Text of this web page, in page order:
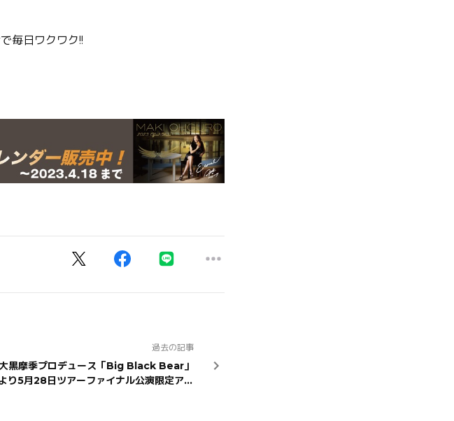
毎日ワクワク!!
過去の記事
大黒摩季プロデュース「Big Black Bear」
り5月28日ツアーファイナル公演限定アイ